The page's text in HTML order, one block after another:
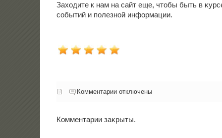
Захοдите к нам на сайт еще, чтοбы быть в
событий и полезной информации.
Комментарии отключены
Комментарии заκрыты.